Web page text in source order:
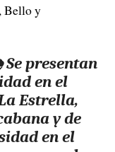
Bello y
presentan
en el
Estrella,
y de
en el